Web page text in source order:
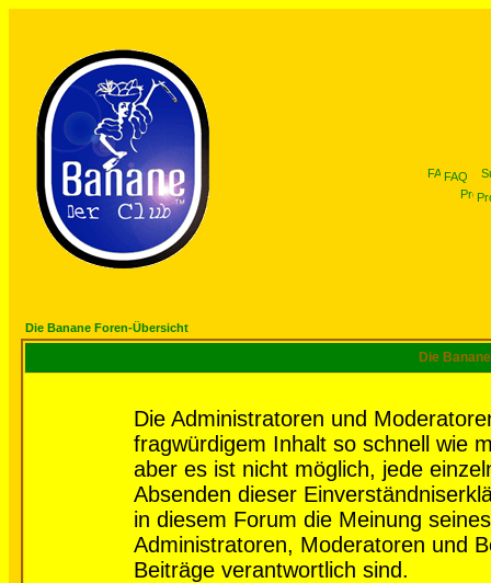
FAQ
Die Banane Foren-Übersicht
Die
Die Administratoren und
fragwürdigem Inhalt so schnell wie
aber es ist nicht möglich, jede
Absenden dieser
in diesem Forum die Meinung
Administratoren, Moderatoren und
Beiträge verantwortlich sind.